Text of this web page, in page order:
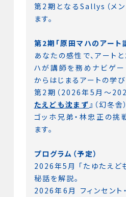
第2期となるSallys（メン
ます。
第2期「原田マハのアート
あなたの感性で、アート
ハが講師を務めナビゲー
からはじまるアートの学び
第2期（2026年5月〜
たえども沈まず』（幻冬
ゴッホ兄弟・林忠正の挑
ます。
プログラム（予定）
2026年5月 「たゆたえど
秘話を解説。
2026年6月 フィンセント